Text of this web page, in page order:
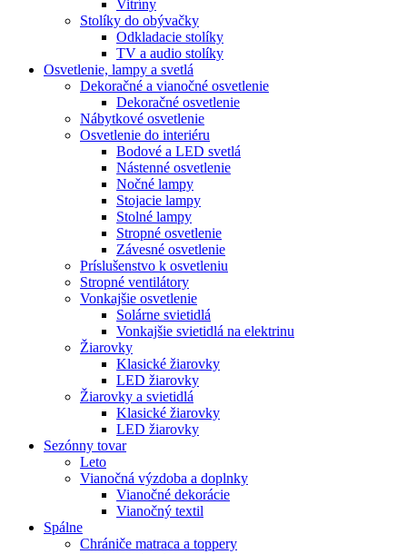
Vitríny
Stolíky do obývačky
Odkladacie stolíky
TV a audio stolíky
Osvetlenie, lampy a svetlá
Dekoračné a vianočné osvetlenie
Dekoračné osvetlenie
Nábytkové osvetlenie
Osvetlenie do interiéru
Bodové a LED svetlá
Nástenné osvetlenie
Nočné lampy
Stojacie lampy
Stolné lampy
Stropné osvetlenie
Závesné osvetlenie
Príslušenstvo k osvetleniu
Stropné ventilátory
Vonkajšie osvetlenie
Solárne svietidlá
Vonkajšie svietidlá na elektrinu
Žiarovky
Klasické žiarovky
LED žiarovky
Žiarovky a svietidlá
Klasické žiarovky
LED žiarovky
Sezónny tovar
Leto
Vianočná výzdoba a doplnky
Vianočné dekorácie
Vianočný textil
Spálne
Chrániče matraca a toppery